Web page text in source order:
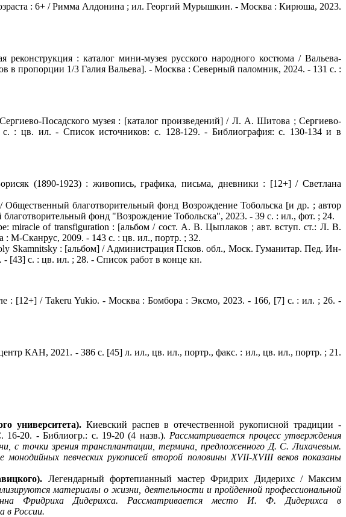
: 6+ / Римма Алдонина ; ил. Георгий Мурышкин. - Москва : Кирюша, 2023.
реконструкция : каталог мини-музея русского народного костюма / Вальева-
в пропорции 1/3 Галия Вальева]. - Москва : Северный паломник, 2024. - 131 с. :
Посадского музея : [каталог произведений] / Л. А. Шитова ; Сергиево-
: цв. ил. - Список источников: с. 128-129. - Библиография: с. 130-134 и в
(1890-1923) : живопись, графика, письма, дневники : [12+] / Светлана
благотворительный фонд Возрождение Тобольска [и др. ; автор
фонд "Возрождение Тобольска", 2023. - 39 с. : ил., фот. ; 24.
miracle of transfiguration : [альбом / сост. А. В. Цыплаков ; авт. вступ. ст.: Л. В.
Сканрус, 2009. - 143 с. : цв. ил., портр. ; 32.
Skamnitsky : [альбом] / Администрация Псков. обл., Моск. Гуманитар. Пед. Ин-
с. : цв. ил. ; 28. - Список работ в конце кн.
: [12+] / Takeru Yukio. - Москва : Бомбора : Эксмо, 2023. - 166, [7] с. : ил. ; 26. -
КАН, 2021. - 386 с. [45] л. ил., цв. ил., портр., факс. : ил., цв. ил., портр. ; 21.
университета). Киевский распев в отечественной рукописной традиции -
20. - Библиогр.: с. 19-20 (4 назв.). Рассматривается процесс утверждения
с точки зрения трансплантации, термина, предложенного Д. С. Лихачевым.
монодийных певческих рукописей второй половины ХVII-ХVIII веков показаны
Легендарный фортепианный мастер Фридрих Дидерихс / Максим
материалы о жизни, деятельности и пройденной профессиональной
Фридриха Дидерихса. Рассматривается место И. Ф. Дидерихса в
в России.